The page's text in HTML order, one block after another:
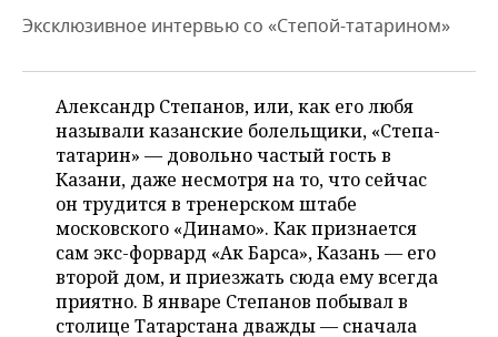
КОРОЛИ ГОСЗАКАЗА ПФО
КОМУ ПРИНАДЛЕЖАТ
ТОРГОВЫЕ ЦЕНТРЫ
ТАТАРСТАНА
ФИНАНСЫ
БЮДЖЕТ
ИНВЕСТИЦИИ
НОВОСТИ
АГРОПРОМ
МАШИНОСТРОЕНИЕ
НЕФТЕХИМИЯ
НЕФТЬ
ОПК
НЕДВИЖИМОСТЬ
НОВОСТИ АВТО
БИЗНЕС
НОВОСТИ БИЗНЕСА
РОЗНИЧНАЯ ТОРГОВЛЯ
ТРАНСПОРТ
ТЕХНОЛОГИИ
НОВОСТИ ТЕХНОЛОГИЙ
МЕРОПРИЯТИЯ
НОВОСТИ МЕРОПРИЯТИЙ
СПОРТ
Эксклюзивное интервью со «Степой-татарином»
Александр Степанов, или, как его любя
называли казанские болельщики, «Степа-
татарин» — довольно частый гость в
Казани, даже несмотря на то, что сейчас
он трудится в тренерском штабе
московского «Динамо». Как признается
сам экс-форвард «Ак Барса», Казань — его
второй дом, и приезжать сюда ему всегда
приятно. В январе Степанов побывал в
столице Татарстана дважды — сначала